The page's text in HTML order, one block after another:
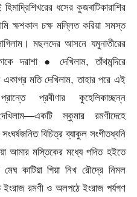
ধসের কুজৰাটিকারাশির
ক্ষশকাল চক্ষ মল্লিত করিয়া সমস্ত
মছলদের আসনে যমুনাতীরের
দরাশা ● দেখিলাম, তাঁথমন্দিরে
একাগ্র মতি দেখিলাম, তাহার পরে এই
প্রবীণার কুহেলিকাচ্ছন্ন
স্কুমার রমণীদেহে
বিচিত্র ব্যাকুল সংগীতধ্বনি
আমার মস্তিকের মধ্যে পদিত হইতে
মেঘ কাটিয়া গিয়া নিখ রৌদ্রে নিমল
রমণী ও অলপঠে ইংরাজ পর্যগণ